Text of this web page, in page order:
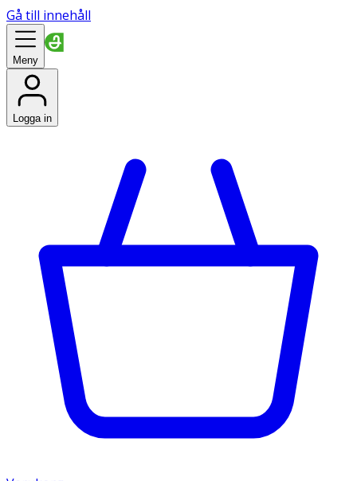
Gå till innehåll
Meny
Logga in